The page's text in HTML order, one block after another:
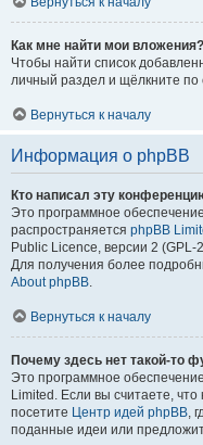
Как мне найти мои вложения?
Чтобы найти список
личный раздел и щёлкните
Вернуться к началу
Информация о phpBB
Кто написал эту
Это программное
распространяется phpBB
Public Licence, версии 2
Для получения более
About phpBB.
Вернуться к началу
Почему здесь нет такой-то
Это программное
Limited. Если вы считаете,
посетите Центр идей phpBB,
поданные идеи или